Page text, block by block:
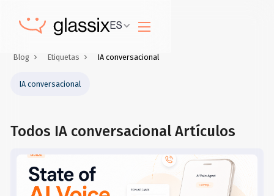
ES
Blog Etiquetas IA conversacional
IA conversacional
Todos IA conversacional Artículos